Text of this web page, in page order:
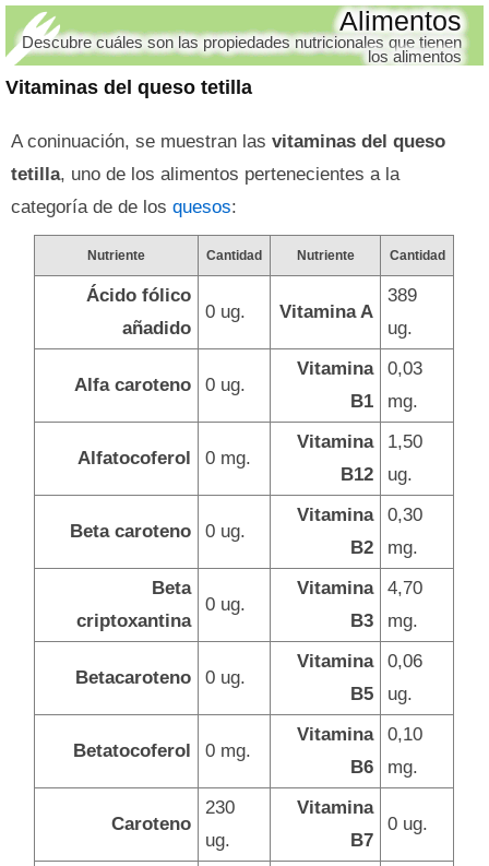
Vitaminas del queso tetilla
Alimentos
Descubre cuáles son las propiedades nutricionales que tienen
los alimentos
A coninuación, se muestran las vitaminas del queso
tetilla, uno de los alimentos pertenecientes a la
categoría de de los quesos:
Nutriente Cantidad Nutriente Cantidad
Ácido fólico
añadido
0 ug. Vitamina A
389
ug.
Alfa caroteno 0 ug.
Vitamina
B1
0,03
mg.
Alfatocoferol 0 mg.
Vitamina
B12
1,50
ug.
Beta caroteno 0 ug.
Vitamina
B2
0,30
mg.
Beta
criptoxantina
0 ug.
Vitamina
B3
4,70
mg.
Betacaroteno 0 ug.
Vitamina
B5
0,06
ug.
Betatocoferol 0 mg.
Vitamina
B6
0,10
mg.
Caroteno
230
ug.
Vitamina
B7
0 ug.